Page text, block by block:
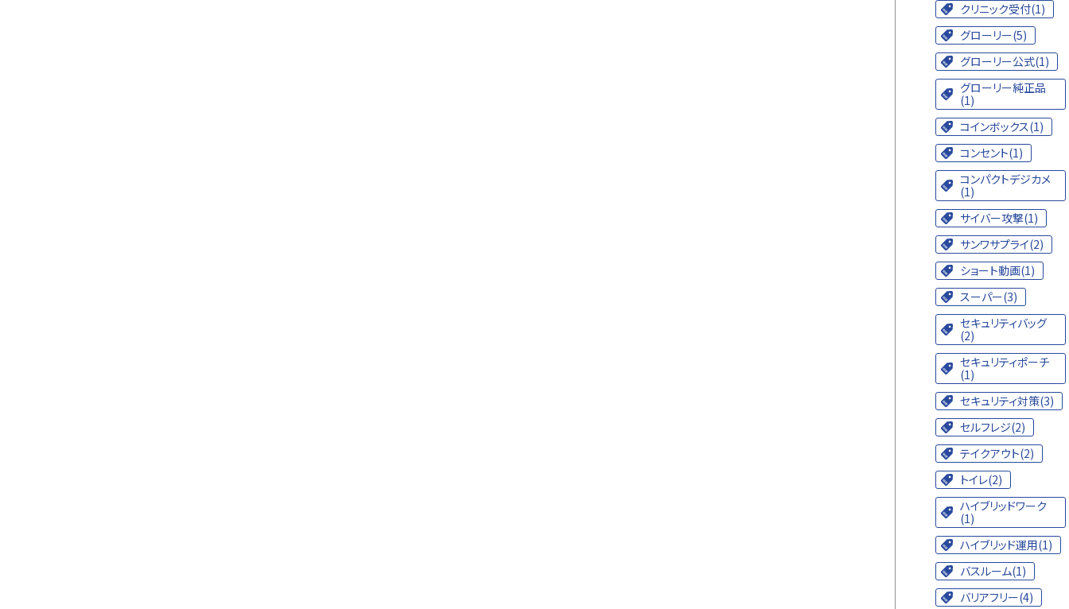
クリニック受付(1)
グローリー(5)
グローリー公式(1)
グローリー純正品
(1)
コインボックス(1)
コンセント(1)
コンパクトデジカメ
(1)
サイバー攻撃(1)
サンワサプライ(2)
ショート動画(1)
スーパー(3)
セキュリティバッグ
(2)
セキュリティポーチ
(1)
セキュリティ対策(3)
セルフレジ(2)
テイクアウト(2)
トイレ(2)
ハイブリッドワーク
(1)
ハイブリッド運用(1)
バスルーム(1)
バリアフリー(4)